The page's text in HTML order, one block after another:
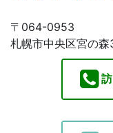
〒064-0953
札幌市中央区宮の